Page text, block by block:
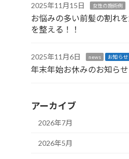
2025年11月15日 女性の施術例
お悩みの多い前髪の割れ
を整える！！
2025年11月6日 news お知らせ
年末年始お休みのお知らせ
アーカイブ
2026年7月
2026年5月